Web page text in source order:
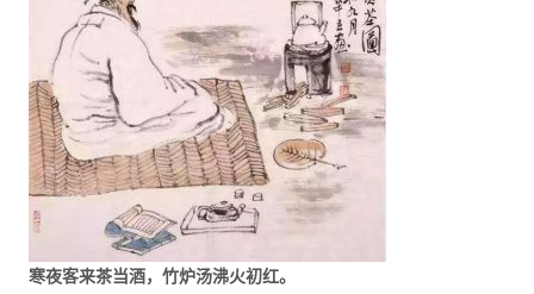
寒夜客来茶当酒，竹炉汤沸火初红。